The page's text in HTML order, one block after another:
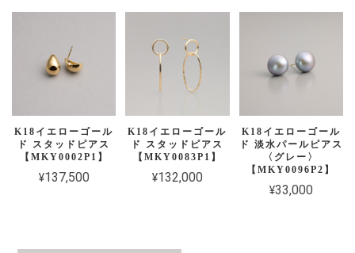
K18イエローゴール
ド スタッドピアス
【MKY0002P1】
¥137,500
K18イエローゴール
ド スタッドピアス
【MKY0083P1】
¥132,000
K18イエローゴール
ド 淡水パールピアス
〈グレー〉
【MKY0096P2】
¥33,000